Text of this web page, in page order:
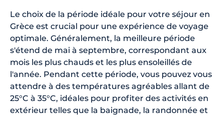
Le choix de la période idéale pour votre séjour en
Grèce est crucial pour une expérience de voyage
optimale. Généralement, la meilleure période
s'étend de mai à septembre, correspondant aux
mois les plus chauds et les plus ensoleillés de
l'année. Pendant cette période, vous pouvez vous
attendre à des températures agréables allant de
25°C à 35°C, idéales pour profiter des activités en
extérieur telles que la baignade, la randonnée et